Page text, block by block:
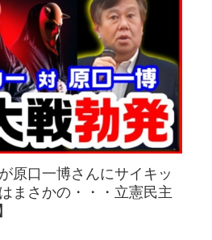
原口一博さんにサイキッ
まさかの・・・立憲民主